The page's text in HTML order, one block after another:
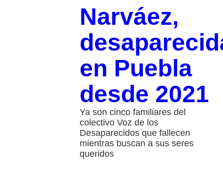
Narváez,
en Puebla
desde 2021
Ya son cinco familiares del
colectivo Voz de los
Desaparecidos que fallecen
mientras buscan a sus seres
queridos